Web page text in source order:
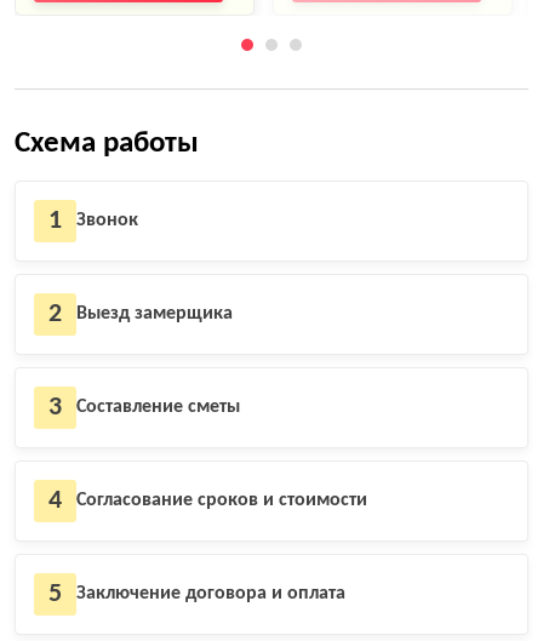
Схема работы
1 Звонок
2 Выезд замерщика
3 Составление сметы
4 Согласование сроков и стоимости
5 Заключение договора и оплата